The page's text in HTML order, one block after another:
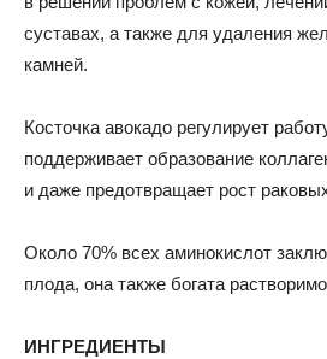
суставах, а также для удаления
камней.
Косточка авокадо регулирует
поддерживает образование
и даже предотвращает рост
Около 70% всех аминокислот
плода, она также богата
ИНГРЕДИЕНТЫ